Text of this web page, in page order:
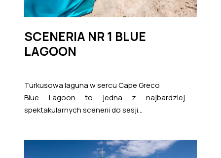
SCENERIA NR 1 BLUE
LAGOON
Turkusowa laguna w sercu Cape Greco
Blue Lagoon to jedna z najbardziej
spektakularnych scenerii do sesji...